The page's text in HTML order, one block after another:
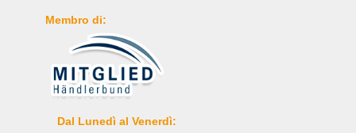
Membro di:
Dal Lunedì al Venerdì: